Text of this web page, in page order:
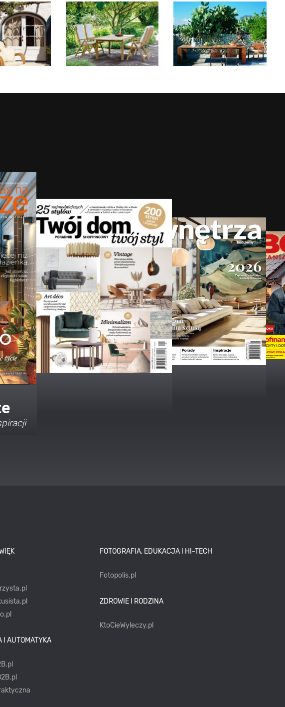
I AUTOMATYKA
FOTOGRAFIA, EDUKACJA I HI-TECH
Fotopolis.pl
ZDROWIE I RODZINA
KtoCieWyleczy.pl